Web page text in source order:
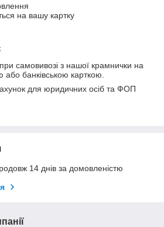
на вашу картку
самовивозі з нашої крамнички на
або банківською карткою.
для юридичних осіб та ФОП
14 днів за домовленістю